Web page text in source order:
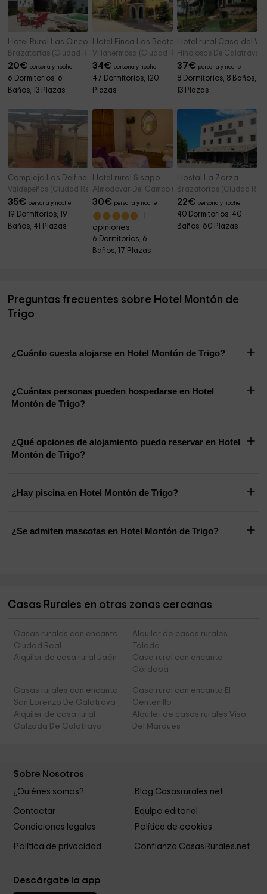
Hotel Rural Las Cinco Ranas
Brazatortas (Ciudad Real)
20€ persona y noche
6 Dormitorios, 6
Baños, 13 Plazas
Hotel Finca Las Beatas
Villahermosa (Ciudad Real)
34€ persona y noche
47 Dormitorios, 120
Plazas
Hotel rural Casa del
Hinojosas De Calatrava
37€ persona y noche
8 Dormitorios, 8 Baños,
13 Plazas
Complejo Los Delfines
Valdepeñas (Ciudad Real)
35€ persona y noche
19 Dormitorios, 19
Baños, 41 Plazas
Hotel rural Sisapo
Almodovar Del Campo (Ciudad Real)
30€ persona y noche
opiniones
6 Dormitorios, 6
Baños, 17 Plazas
Hostal La Zarza
Brazatortas (Ciudad
22€ persona y noche
40 Dormitorios, 40
Baños, 60 Plazas
Preguntas frecuentes sobre Hotel Montón de
Trigo
¿Cuánto cuesta alojarse en Hotel Montón de Trigo?
¿Cuántas personas pueden hospedarse en Hotel
Montón de Trigo?
¿Qué opciones de alojamiento puedo reservar en Hotel
Montón de Trigo?
¿Hay piscina en Hotel Montón de Trigo?
¿Se admiten mascotas en Hotel Montón de Trigo?
Casas Rurales en otras zonas cercanas
Casas rurales con encanto
Ciudad Real
Alquiler de casas rurales
Toledo
Alquiler de casa rural Jaén
Casa rural con encanto
Córdoba
Casas rurales con encanto
San Lorenzo De Calatrava
Casa rural con encanto El
Centenillo
Alquiler de casa rural
Calzada De Calatrava
Alquiler de casas rurales Viso
Del Marques
Sobre Nosotros
¿Quiénes somos? Blog Casasrurales.net
Contactar
Equipo editorial
Condiciones legales
Política de cookies
Política de privacidad Confianza CasasRurales.net
Descárgate la app